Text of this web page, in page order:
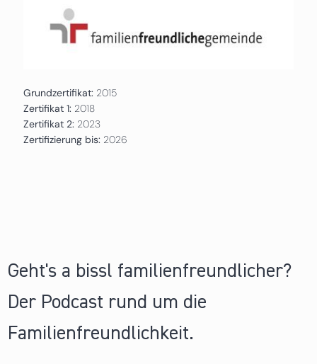
Grundzertifikat: 2015
Zertifikat 1: 2018
Zertifikat 2: 2023
Zertifizierung bis: 2026
Geht's a bissl familienfreundlicher?
Der Podcast rund um die
Familienfreundlichkeit.